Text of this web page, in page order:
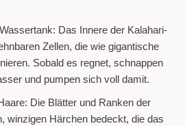
Das Innere der Kalahari-
Zellen, die wie gigantische
Sobald es regnet, schnappen
und pumpen sich voll damit.
Die Blätter und Ranken der
winzigen Härchen bedeckt, die das